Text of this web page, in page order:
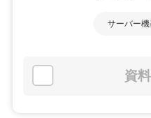
サーバー
資